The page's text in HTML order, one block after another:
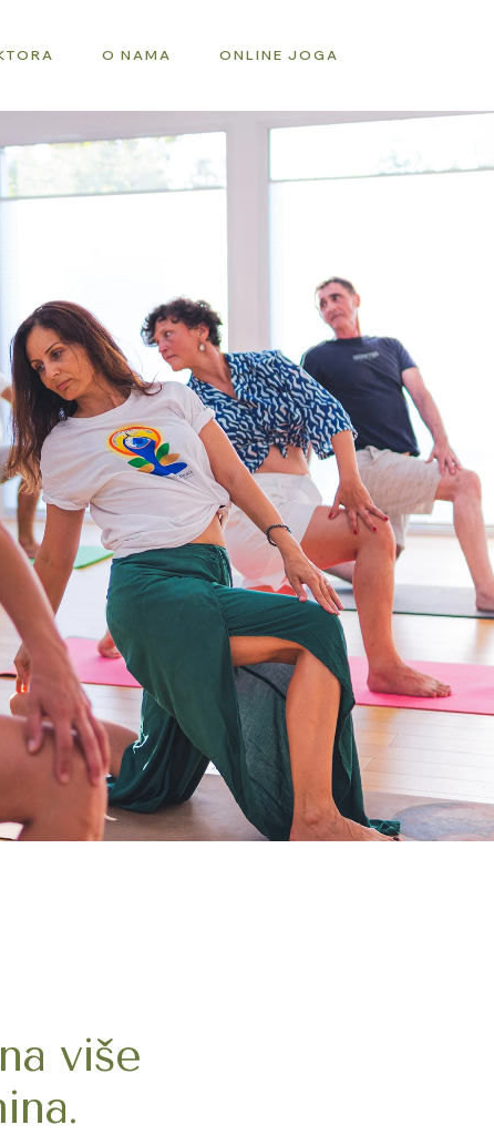
O NAMA ONLINE JOGA
više